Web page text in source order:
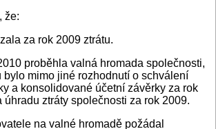
že:
za rok 2009 ztrátu.
proběhla valná hromada společnosti,
bylo mimo jiné rozhodnutí o schválení
a konsolidované účetní závěrky za rok
úhradu ztráty společnosti za rok 2009.
na valné hromadě požádal